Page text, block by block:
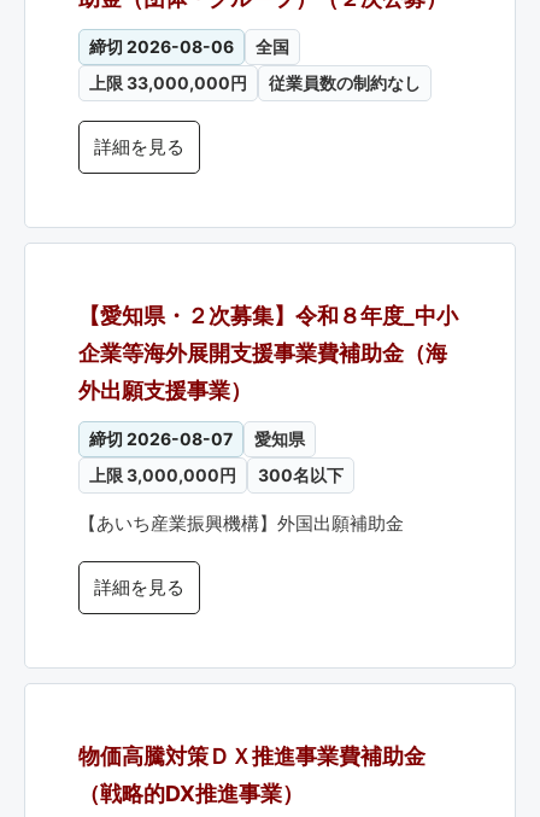
締切 2026-08-06
全国
上限 33,000,000円
従業員数の制約なし
詳細を見る
【愛知県・２次募集】令和８年度_中小
企業等海外展開支援事業費補助金（海
外出願支援事業）
締切 2026-08-07
愛知県
上限 3,000,000円
300名以下
【あいち産業振興機構】外国出願補助金
詳細を見る
物価高騰対策ＤＸ推進事業費補助金
（戦略的DX推進事業）